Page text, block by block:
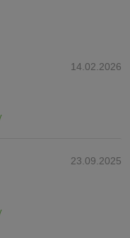
14.02.2026
23.09.2025